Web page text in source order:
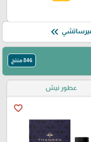
keyboard_double_arrow_left
846 منتج
عطور نيش
favorite_border